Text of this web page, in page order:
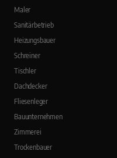
Maler
Sanitärbetrieb
Heizungsbauer
Schreiner
Tischler
Dachdecker
Fliesenleger
Bauunternehmen
Zimmerei
Trockenbauer